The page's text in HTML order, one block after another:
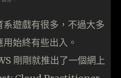
遊戲有很多，不過大多
始終有些出入。
剛剛就推出了一個網上